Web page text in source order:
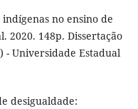
no ensino de
148p. Dissertação
- Universidade Estadual
desigualdade: